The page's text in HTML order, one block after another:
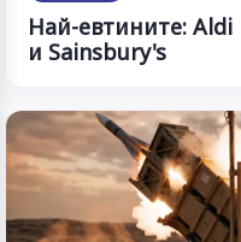
Най-евтините: Aldi
и Sainsbury's